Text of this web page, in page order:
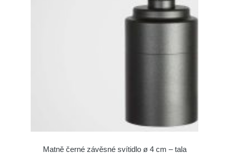
Matně černé závěsné svítidlo ø 4 cm – tala